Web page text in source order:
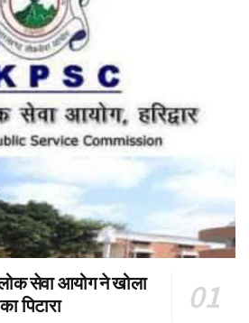
सेवा आयोग ने खोला
पिटारा